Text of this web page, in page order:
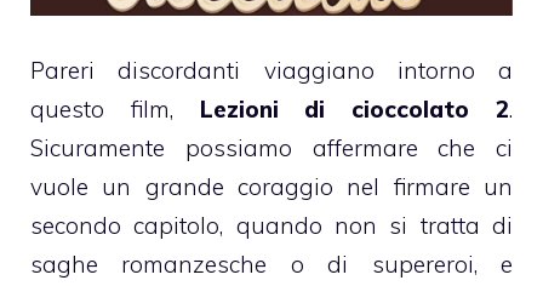
Pareri discordanti viaggiano intorno a
questo film, Lezioni di cioccolato 2.
Sicuramente possiamo affermare che ci
vuole un grande coraggio nel firmare un
secondo capitolo, quando non si tratta di
saghe romanzesche o di supereroi, e